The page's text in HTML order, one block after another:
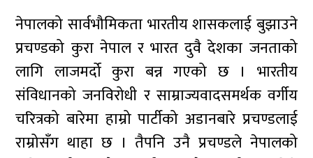
नेपालको सार्वभौमिकता भारतीय शासकलाई बुझाउने
प्रचण्डको कुरा नेपाल र भारत दुवै देशका जनताको
लागि लाजमर्दो कुरा बन्न गएको छ । भारतीय
संविधानको जनविरोधी र साम्राज्यवादसमर्थक वर्गीय
चरित्रको बारेमा हाम्रो पार्टीको अडानबारे प्रचण्डलाई
राम्रोसँग थाहा छ । तैपनि उनै प्रचण्डले नेपालको